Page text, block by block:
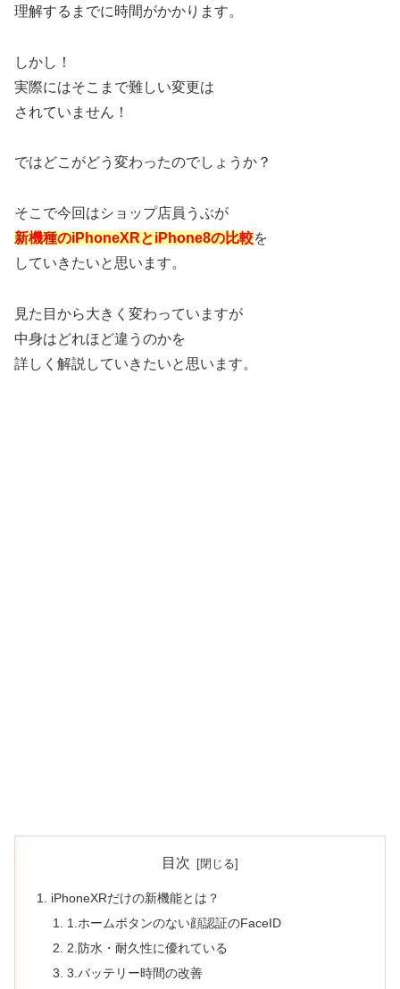
理解するまでに時間がかかります。
しかし！
実際にはそこまで難しい変更は
されていません！
ではどこがどう変わったのでしょうか？
そこで今回はショップ店員うぶが
新機種のiPhoneXRとiPhone8の比較を
していきたいと思います。
見た目から大きく変わっていますが
中身はどれほど違うのかを
詳しく解説していきたいと思います。
目次
iPhoneXRだけの新機能とは？
1.ホームボタンのない顔認証のFaceID
2.防水・耐久性に優れている
3.バッテリー時間の改善